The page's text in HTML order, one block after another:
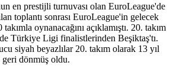
en prestijli turnuvası olan EuroLeague'de
toplantı sonrası EuroLeague'in gelecek
oynanacağını açıklamıştı. 20. takım
Türkiye Ligi finalistlerinden Beşiktaş'tı.
siyah beyazlılar 20. takım olarak 13 yıl
dönmüş oldu.